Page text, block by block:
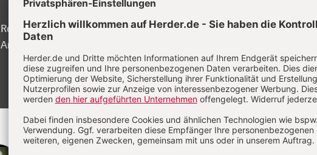
Registrierte Nutzer/-innen können diesen
Artikel kostenlos lesen.
Jetzt registrieren
Sie haben bereits ein Konto?
Anmelden